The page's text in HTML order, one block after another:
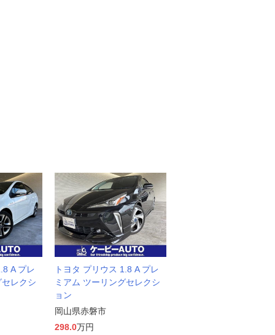
A プレ
レクシ
トヨタ プリウス 1.8 A プレ
ミアム ツーリングセレクシ
ョン
岡山県赤磐市
298.0万円